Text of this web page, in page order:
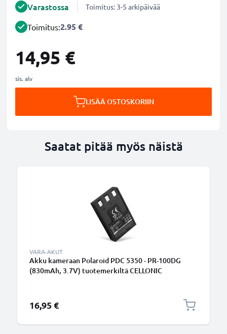
Varastossa Toimitus: 3-5 arkipäivää
Toimitus:2.95 €
14,95 €
sis. alv
LISÄÄ OSTOSKORIIN
Saatat pitää myös näistä
VARA-AKUT
Akku kameraan Polaroid PDC 5350 - PR-100DG
(830mAh, 3.7V) tuotemerkiltä CELLONIC
16,95 €